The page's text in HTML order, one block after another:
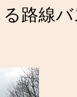
路線